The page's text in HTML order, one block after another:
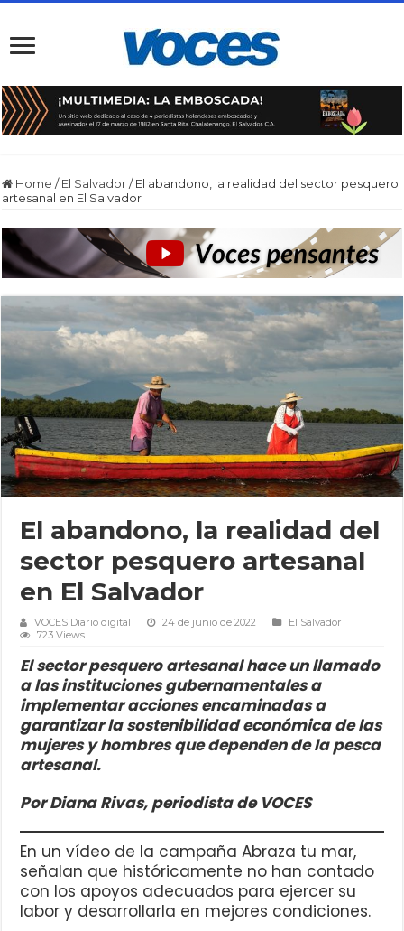
Home / El Salvador / El abandono, la realidad del sector pesquero
artesanal en El Salvador
El abandono, la realidad del
sector pesquero artesanal
en El Salvador
VOCES Diario digital 24 de junio de 2022
El Salvador
723 Views
El sector pesquero artesanal hace un llamado
a las instituciones gubernamentales a
implementar acciones encaminadas a
garantizar la sostenibilidad económica de las
mujeres y hombres que dependen de la pesca
artesanal.
Por Diana Rivas, periodista de VOCES
En un vídeo de la campaña Abraza tu mar,
señalan que históricamente no han contado
con los apoyos adecuados para ejercer su
labor y desarrollarla en mejores condiciones.